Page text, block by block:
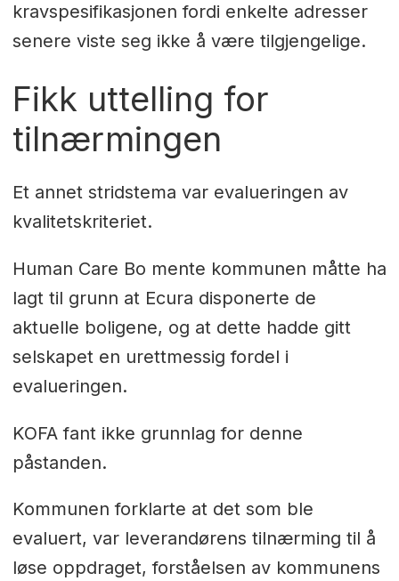
kravspesifikasjonen fordi enkelte adresser
senere viste seg ikke å være tilgjengelige.
Fikk uttelling for
tilnærmingen
Et annet stridstema var evalueringen av
kvalitetskriteriet.
Human Care Bo mente kommunen måtte ha
lagt til grunn at Ecura disponerte de
aktuelle boligene, og at dette hadde gitt
selskapet en urettmessig fordel i
evalueringen.
KOFA fant ikke grunnlag for denne
påstanden.
Kommunen forklarte at det som ble
evaluert, var leverandørens tilnærming til å
løse oppdraget, forståelsen av kommunens